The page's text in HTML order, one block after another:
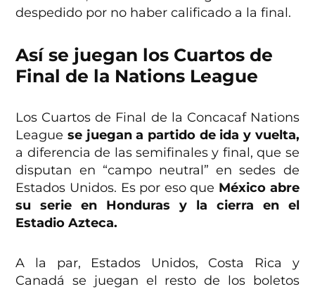
despedido por no haber calificado a la final.
Así se juegan los Cuartos de
Final de la Nations League
Los Cuartos de Final de la Concacaf Nations
Leaguese juegan a partido de ida y vuelta,
a diferencia de las semifinales y final, que se
disputan en “campo neutral” en sedes de
Estados Unidos. Es por eso que México abre
su serie en Honduras y la cierra en el
Estadio Azteca.
A la par, Estados Unidos, Costa Rica y
Canadá se juegan el resto de los boletos